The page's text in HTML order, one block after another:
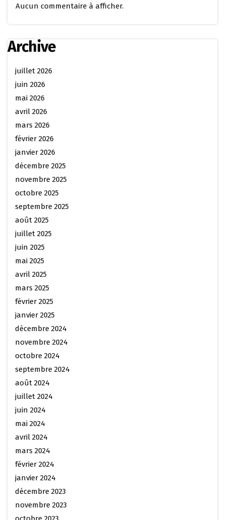
Aucun commentaire à afficher.
Archive
juillet 2026
juin 2026
mai 2026
avril 2026
mars 2026
février 2026
janvier 2026
décembre 2025
novembre 2025
octobre 2025
septembre 2025
août 2025
juillet 2025
juin 2025
mai 2025
avril 2025
mars 2025
février 2025
janvier 2025
décembre 2024
novembre 2024
octobre 2024
septembre 2024
août 2024
juillet 2024
juin 2024
mai 2024
avril 2024
mars 2024
février 2024
janvier 2024
décembre 2023
novembre 2023